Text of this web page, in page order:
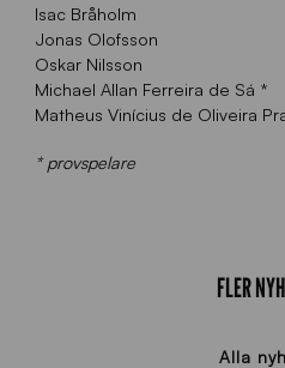
Isac Bråholm
Jonas Olofsson
Oskar Nilsson
Michael Allan Ferreira de Sá *
Matheus Vinícius de Oliveira
* provspelare
FLER
Alla